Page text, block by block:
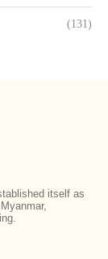
(131)
itself as